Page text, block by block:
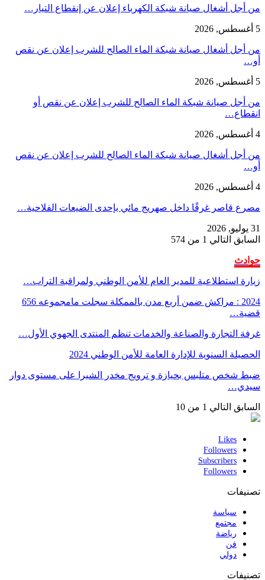
من أجل أشغال صيانة شبكة الكهرباء إعلان عن إنقطاع التيار…
5 أغسطس, 2026
من أجل أشغال صيانة شبكة الماء الصالح للشرب إعلان عن نقص
أو…
5 أغسطس, 2026
من أجل صيانة شبكة الماء الصالح للشرب إعلان عن نقص أو
انقطاع…
4 أغسطس, 2026
من أجل أشغال صيانة شبكة الماء الصالح للشرب إعلان عن نقص
أو…
4 أغسطس, 2026
مصرع قاصر غرقًا داخل صهريج مائي بإحدى الضيعات الفلاحية…
31 يوليو, 2026
السابق التالي 1 من 574
حوادث
زيارة استطلاعية للمدير العام للأمن الوطني ولمراقبة التراب…
2024 : مراكش ضمن أربع مدن بالممكلة سجلت مامجموعه 656
قضية…
غرفة التجارة والصناعة والخدمات تنظم المنتدى الجهوي الأول…
الحصيلة السنوية للإدارة العامة للأمن الوطني 2024
ضبط شخص متلبس بحيازة و ترويج مخدر الشيرا على مستوى دوار
سيدي…
السابق التالي 1 من 10
Likes
Followers
Subscribers
Followers
تصنيفات
سياسة
مجتمع
رياضة
فن
دولي
تصنيفات